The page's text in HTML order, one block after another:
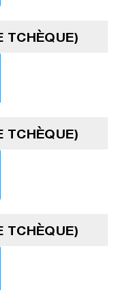
TCHÈQUE)
TCHÈQUE)
TCHÈQUE)